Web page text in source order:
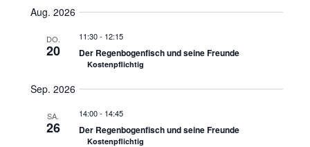
Suche
und
date.
Aug. 2026
DO.
20
11:30- 12:15
Der Regenbogenfisch und seine Freunde
Kostenpflichtig
Sep. 2026
SA.
26
14:00- 14:45
Der Regenbogenfisch und seine Freunde
Kostenpflichtig